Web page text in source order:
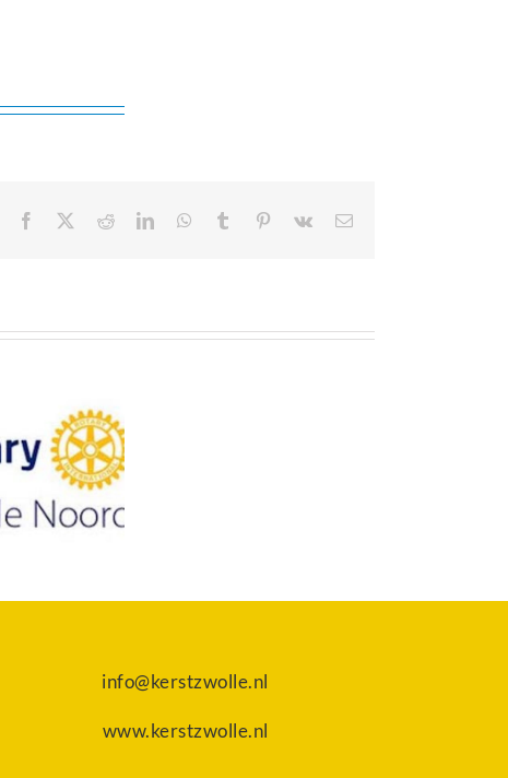
Facebook RedditLinkedInWhatsApp
Tumblr Pinterest
Vk
E-
info@kerstzwolle.nl
www.kerstzwolle.nl